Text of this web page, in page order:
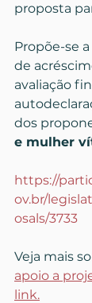
proposta
Propõe-se
de
avaliação
dos
e mulher
https://
ov.br/
osals/3733
Veja mais
apoio a
link.